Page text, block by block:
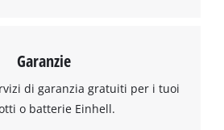
Garanzie
di garanzia gratuiti per i tuoi
o batterie Einhell.